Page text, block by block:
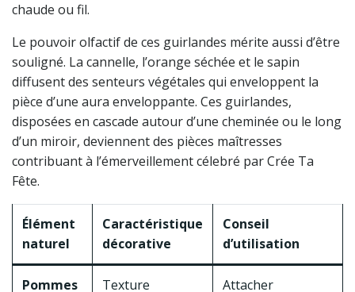
chaude ou fil.
Le pouvoir olfactif de ces guirlandes mérite aussi d’être
souligné. La cannelle, l’orange séchée et le sapin
diffusent des senteurs végétales qui enveloppent la
pièce d’une aura enveloppante. Ces guirlandes,
disposées en cascade autour d’une cheminée ou le long
d’un miroir, deviennent des pièces maîtresses
contribuant à l’émerveillement célebré par Crée Ta
Fête.
Élément
naturel
Caractéristique
décorative
Conseil
d’utilisation
Pommes
Texture
Attacher